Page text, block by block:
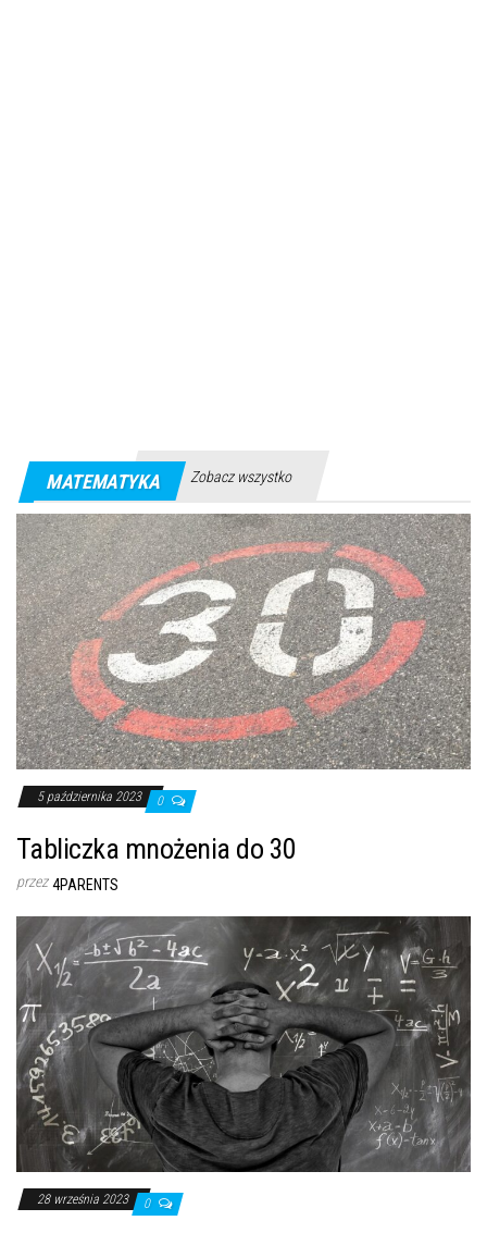
MATEMATYKA Zobacz wszystko
5 października 2023 0
Tabliczka mnożenia do 30
przez 4PARENTS
28 września 2023 0